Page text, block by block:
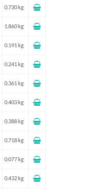
0.730 kg
1.860 kg
0.191 kg
0.241 kg
0.361 kg
0.403 kg
0.388 kg
0.718 kg
0.077 kg
0.432 kg